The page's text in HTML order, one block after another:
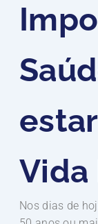
Vida
Nos dias de